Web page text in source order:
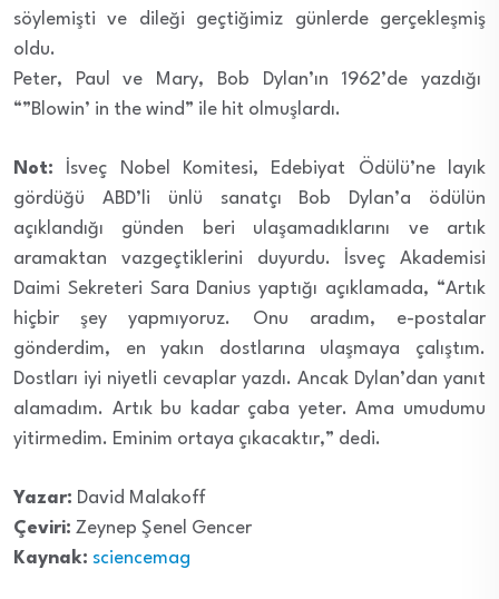
söylemişti ve dileği geçtiğimiz günlerde gerçekleşmiş
oldu.
Peter, Paul ve Mary, Bob Dylan’ın 1962’de yazdığı
“”Blowin’ in the wind” ile hit olmuşlardı.
Not: İsveç Nobel Komitesi, Edebiyat Ödülü’ne layık
gördüğü ABD’li ünlü sanatçı Bob Dylan’a ödülün
açıklandığı günden beri ulaşamadıklarını ve artık
aramaktan vazgeçtiklerini duyurdu. İsveç Akademisi
Daimi Sekreteri Sara Danius yaptığı açıklamada, “Artık
hiçbir şey yapmıyoruz. Onu aradım, e-postalar
gönderdim, en yakın dostlarına ulaşmaya çalıştım.
Dostları iyi niyetli cevaplar yazdı. Ancak Dylan’dan yanıt
alamadım. Artık bu kadar çaba yeter. Ama umudumu
yitirmedim. Eminim ortaya çıkacaktır,” dedi.
Yazar: David Malakoff
Çeviri: Zeynep Şenel Gencer
Kaynak: sciencemag